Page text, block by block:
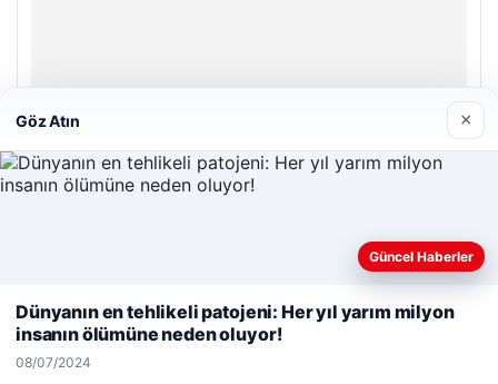
Bulkoon Toptan Ayakkabı
03/05/2026
© 2026 Beslenme – Güncel Sağlık Haberleri
Web sitemizi nasıl kullandığınızı daha iyi anlayabilmek,
kullanıyoruz.Çerez Politikamız
Göz Atın ×
Güncel Haberler
Dünyanın en tehlikeli patojeni: Her yıl yarım milyon
insanın ölümüne neden oluyor!
08/07/2024